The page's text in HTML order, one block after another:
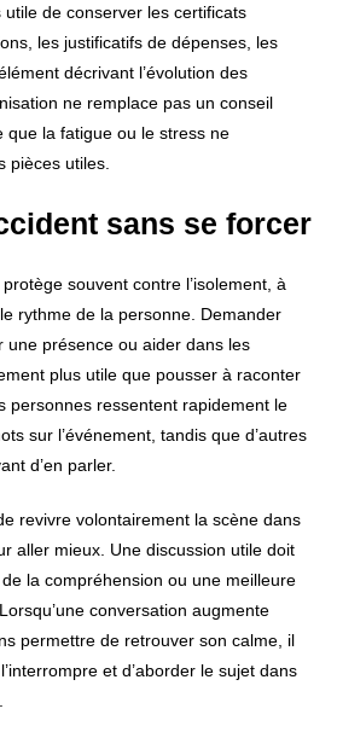
utile de conserver les certificats
les justificatifs de dépenses, les
décrivant l’évolution des
ne remplace pas un conseil
que la fatigue ou le stress ne
pièces utiles.
sans se forcer
souvent contre l’isolement, à
rythme de la personne. Demander
une présence ou aider dans les
plus utile que pousser à raconter
personnes ressentent rapidement le
sur l’événement, tandis que d’autres
d’en parler.
revivre volontairement la scène dans
aller mieux. Une discussion utile doit
la compréhension ou une meilleure
conversation augmente
permettre de retrouver son calme, il
et d’aborder le sujet dans